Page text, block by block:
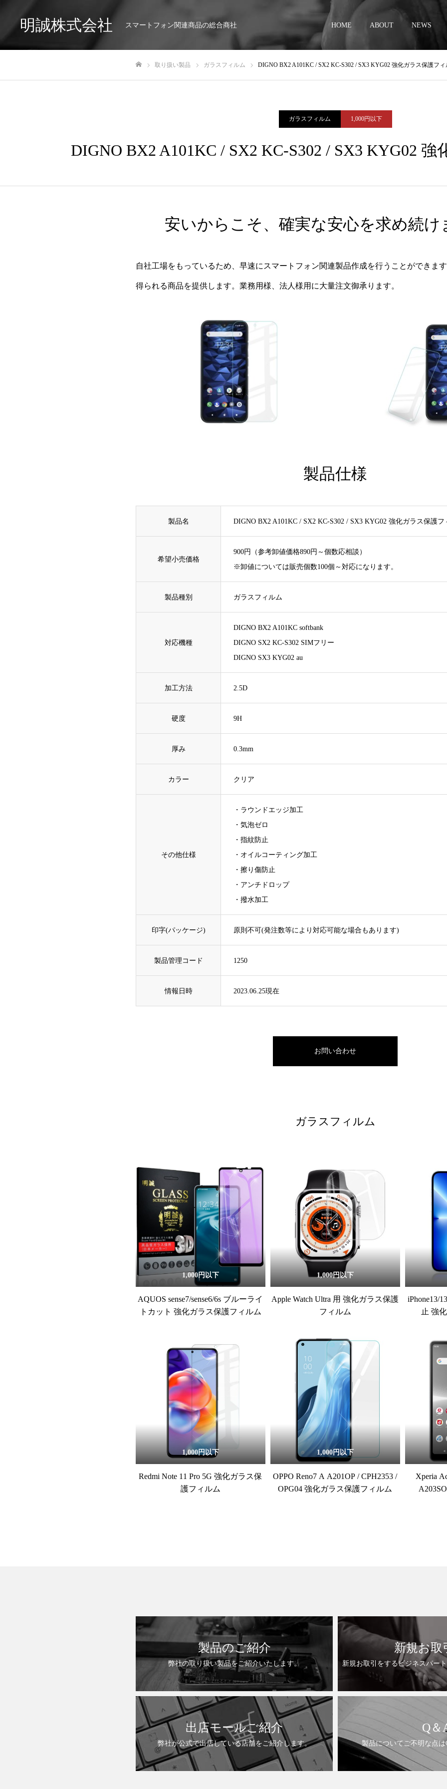
明誠株式会社 スマートフォン関連商品の総合商社 HOME ABOUT NEWS
取り扱い製品 ガラスフィルム DIGNO BX2 A101KC / SX2 KC-S302 / SX3 KYG02 強化ガラス保護フィ
ガラスフィルム 1,000円以下
DIGNO BX2 A101KC / SX2 KC-S302 / SX3 KYG02
安いからこそ、確実な安心を求め続け
自社工場をもっているため、早速にスマートフォン関連製品作成を行うことができま
得られる商品を提供します。業務用様、法人様用に大量注文御承ります。
製品仕様
製品名 DIGNO BX2 A101KC / SX2 KC-S302 / SX3 KYG02 強化ガラス保護フ
希望小売価格
900円（参考卸値価格890円～個数応相談）
※卸値については販売個数100個～対応になります。
製品種別 ガラスフィルム
対応機種
DIGNO BX2 A101KC softbank
DIGNO SX2 KC-S302 SIMフリー
DIGNO SX3 KYG02 au
加工方法 2.5D
硬度 9H
厚み 0.3mm
カラー クリア
その他仕様
・ラウンドエッジ加工
・気泡ゼロ
・指紋防止
・オイルコーティング加工
・擦り傷防止
・アンチドロップ
・撥水加工
印字(パッケージ) 原則不可(発注数等により対応可能な場合もあります)
製品管理コード 1250
情報日時 2023.06.25現在
お問い合わせ
ガラスフィルム
1,000円以下
AQUOS sense7/sense6/6s ブルーライ
トカット 強化ガラス保護フィルム
1,000円以下
Apple Watch Ultra 用 強化ガラス保護
フィルム
iPhone13/
止 強
1,000円以下
Redmi Note 11 Pro 5G 強化ガラス保
護フィルム
1,000円以下
OPPO Reno7 A A201OP / CPH2353 /
OPG04 強化ガラス保護フィルム
Xperia
製品のご紹介
弊社の取り扱い製品をご紹介いたします。
新規お取
新規お取引をするビジネスパー
出店モールご紹介
弊社が公式で出店している店舗をご紹介します。
Q＆
製品についてご不明な点